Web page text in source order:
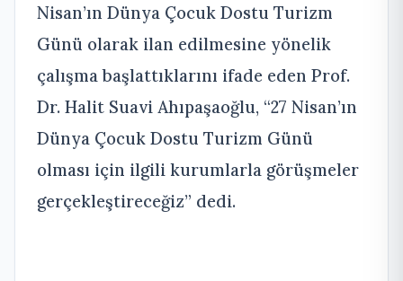
Nisan’ın Dünya Çocuk Dostu Turizm
Günü olarak ilan edilmesine yönelik
çalışma başlattıklarını ifade eden Prof.
Dr. Halit Suavi Ahıpaşaoğlu, “27 Nisan’ın
Dünya Çocuk Dostu Turizm Günü
olması için ilgili kurumlarla görüşmeler
gerçekleştireceğiz” dedi.